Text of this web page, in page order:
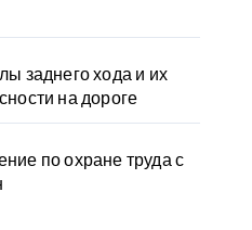
заднего хода и их
на дороге
по охране труда с